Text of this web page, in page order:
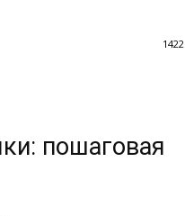
1422
пошаговая